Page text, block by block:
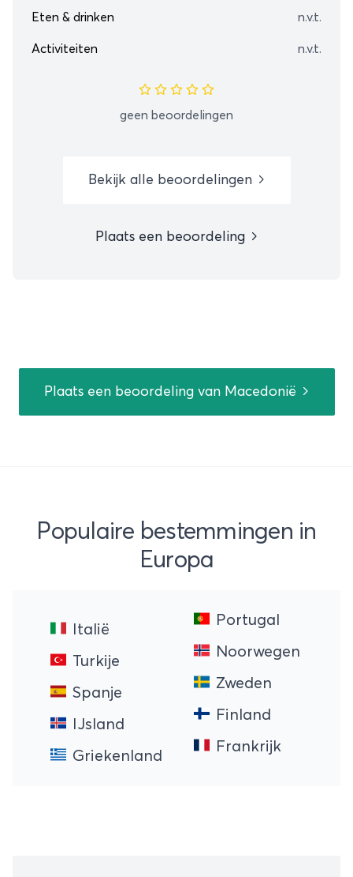
Eten & drinken n.v.t.
Activiteiten n.v.t.
geen beoordelingen
Bekijk alle beoordelingen
Plaats een beoordeling
Plaats een beoordeling van Macedonië
Populaire bestemmingen in
Europa
Italië
Turkije
Spanje
IJsland
Griekenland
Portugal
Noorwegen
Zweden
Finland
Frankrijk